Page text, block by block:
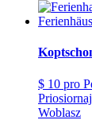
$ 10 pro
Woblasz